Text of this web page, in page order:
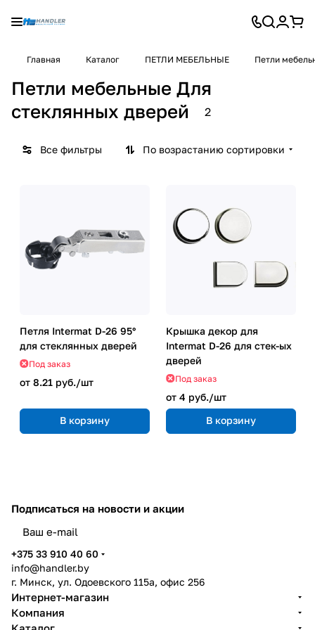
Главная Каталог ПЕТЛИ МЕБЕЛЬНЫЕ Петли
Петли мебельные Для
стеклянных дверей
2
Все фильтры По возрастанию сортировки
Петля Intermat D-26 95°
для стеклянных дверей
Под заказ
от 8.21 руб./шт
В корзину
Крышка декор для
Intermat D-26 для стек-ых
дверей
Под заказ
от 4 руб./шт
В корзину
Подписаться на новости и акции
+375 33 910 40 60
info@handler.by
г. Минск, ул. Одоевского 115а, офис 256
Интернет-магазин
Компания